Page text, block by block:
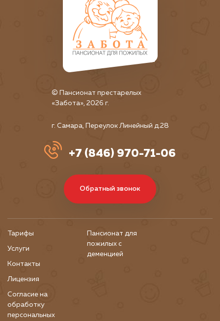
© Пансионат престарелых
«Забота», 2026 г.
г. Самара, Переулок Линейный д.28
+7 (846) 970-71-06
Обратный звонок
Тарифы
Услуги
Контакты
Лицензия
Согласие на
обработку
персональных
Пансионат для
пожилых с
деменцией